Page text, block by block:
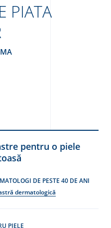
PIATA
pentru o piele
DE PESTE 40 DE ANI
dermatologică
PIELE